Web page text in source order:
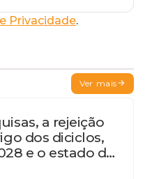
Privacidade.
Ver mais
a rejeição
dos diciclos,
e o estado de